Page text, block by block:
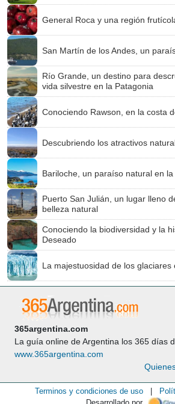
General Roca y una región
San Martín de los Andes, un
Río Grande, un destino para
vida silvestre en la Patagonia
Conociendo Rawson, en la costa
Descubriendo los atractivos
Bariloche, un paraíso natural en la
Puerto San Julián, un lugar lleno
belleza natural
Conociendo la biodiversidad y la
Deseado
La majestuosidad de los glaciares
365argentina.com
La guía online de Argentina los 365 días
www.365argentina.com
Terminos y condiciones de uso